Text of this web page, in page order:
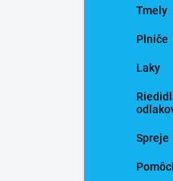
Tmely
Plniče
Laky
Spreje